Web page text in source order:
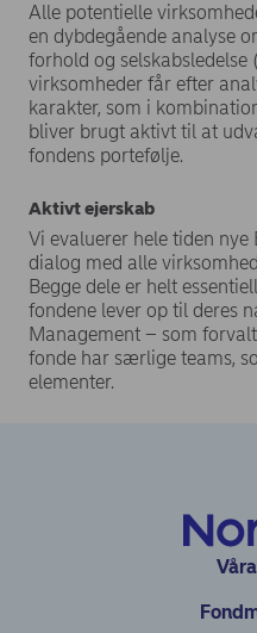
Alle potentielle
en dybdegående analyse
forhold og selskabsledelse
virksomheder får efter
karakter, som i
bliver brugt aktivt til at
fondens portefølje.
Aktivt ejerskab
Vi evaluerer hele tiden
dialog med alle
Begge dele er helt
fondene lever op til deres
Management – som
fonde har særlige teams,
elementer.